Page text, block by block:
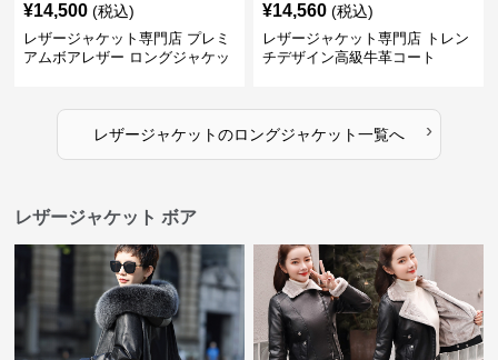
¥14,500 (税込)
レザージャケット専門店 プレミ
アムボアレザー ロングジャケッ
¥14,560 (税込)
レザージャケット専門店 トレン
チデザイン高級牛革コート
レザージャケットのロングジャケット一覧へ ›
レザージャケット ボア